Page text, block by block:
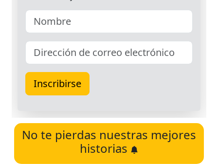
No te pierdas nuestras mejores
historias